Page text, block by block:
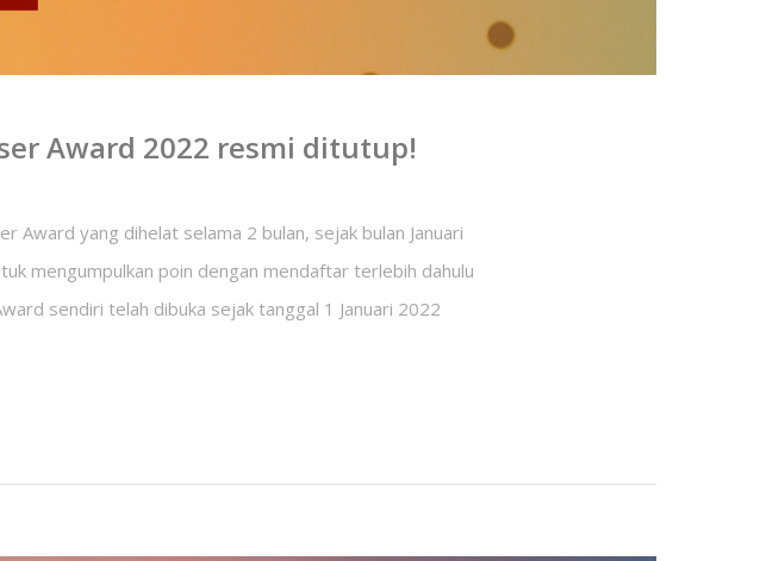
Award 2022 resmi ditutup!
Award yang dihelat selama 2 bulan, sejak bulan Januari
mengumpulkan poin dengan mendaftar terlebih dahulu
sendiri telah dibuka sejak tanggal 1 Januari 2022